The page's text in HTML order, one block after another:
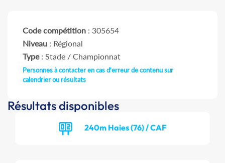
Code compétition : 305654
Niveau : Régional
Type: Stade / Championnat
Personnes à contacter en cas d'erreur de contenu sur
calendrier ou résultats
Résultats disponibles
240m Haies (76) / CAF